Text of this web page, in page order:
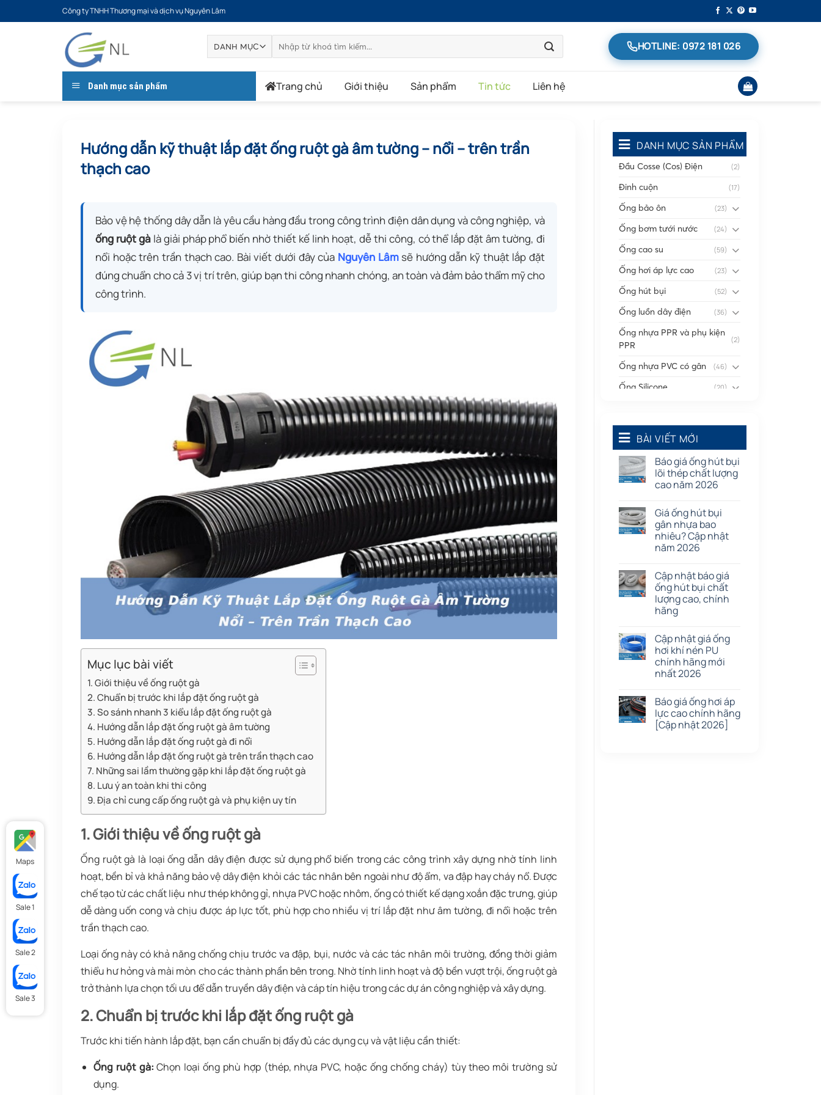
qua
Công ty TNHH Thương mại và dịch vụ Nguyên Lâm
kiếm:
HOTLINE: 0972 181 026
Danh mục sản phẩm Trang chủ Giới thiệu Sản phẩm Tin tức Liên hệ
Hướng dẫn kỹ thuật lắp đặt ống ruột gà âm tường – nổi – trên trần
thạch cao
Bảo vệ hệ thống dây dẫn là yêu cầu hàng đầu trong công trình điện dân dụng và công nghiệp, và
ống ruột gàlà giải pháp phổ biến nhờ thiết kế linh hoạt, dễ thi công, có thể lắp đặt âm tường, đi
nổi hoặc trên trần thạch cao. Bài viết dưới đây của Nguyên Lâmsẽ hướng dẫn kỹ thuật lắp đặt
đúng chuẩn cho cả 3 vị trí trên, giúp bạn thi công nhanh chóng, an toàn và đảm bảo thẩm mỹ cho
công trình.
Mục lục bài viết
1. Giới thiệu về ống ruột gà
2. Chuẩn bị trước khi lắp đặt ống ruột gà
3. So sánh nhanh 3 kiểu lắp đặt ống ruột gà
4. Hướng dẫn lắp đặt ống ruột gà âm tường
5. Hướng dẫn lắp đặt ống ruột gà đi nổi
6. Hướng dẫn lắp đặt ống ruột gà trên trần thạch cao
7. Những sai lầm thường gặp khi lắp đặt ống ruột gà
8. Lưu ý an toàn khi thi công
9. Địa chỉ cung cấp ống ruột gà và phụ kiện uy tín
1. Giới thiệu về ống ruột gà
Ống ruột gà là loại ống dẫn dây điện được sử dụng phổ biến trong các công trình xây dựng nhờ tính linh
hoạt, bền bỉ và khả năng bảo vệ dây điện khỏi các tác nhân bên ngoài như độ ẩm, va đập hay cháy nổ. Được
chế tạo từ các chất liệu như thép không gỉ, nhựa PVC hoặc nhôm, ống có thiết kế dạng xoắn đặc trưng, giúp
dễ dàng uốn cong và chịu được áp lực tốt, phù hợp cho nhiều vị trí lắp đặt như âm tường, đi nổi hoặc trên
trần thạch cao.
Loại ống này có khả năng chống chịu trước va đập, bụi, nước và các tác nhân môi trường, đồng thời giảm
thiểu hư hỏng và mài mòn cho các thành phần bên trong. Nhờ tính linh hoạt và độ bền vượt trội, ống ruột gà
trở thành lựa chọn tối ưu để dẫn truyền dây điện và cáp tín hiệu trong các dự án công nghiệp và xây dựng.
2. Chuẩn bị trước khi lắp đặt ống ruột gà
Trước khi tiến hành lắp đặt, bạn cần chuẩn bị đầy đủ các dụng cụ và vật liệu cần thiết:
Ống ruột gà: Chọn loại ống phù hợp (thép, nhựa PVC, hoặc ống chống cháy) tùy theo môi trường sử
dụng.
DANH MỤC SẢN PHẨM
Đầu Cosse (Cos) Điện (2)
Đinh cuộn (17)
Ống bảo ôn (23)
Ống bơm tưới nước (24)
Ống cao su (59)
Ống hơi áp lực cao (23)
Ống hút bụi (52)
Ống luồn dây điện (36)
Ống nhựa PPR và phụ kiện
PPR
(2)
Ống nhựa PVC có gân (46)
Ống Silicone (20)
Phụ kiện nối
Quạt dân dụng (91)
Tấm cao su (7)
BÀI VIẾT MỚI
Báo giá ống hút bụi
lõi thép chất lượng
cao năm 2026
Giá ống hút bụi
gân nhựa bao
nhiêu? Cập nhật
năm 2026
Cập nhật báo giá
ống hút bụi chất
lượng cao, chính
hãng
Cập nhật giá ống
hơi khí nén PU
chính hãng mới
nhất 2026
Báo giá ống hơi áp
lực cao chính hãng
[Cập nhật 2026]
Maps
Sale 1
Sale 2
Sale 3